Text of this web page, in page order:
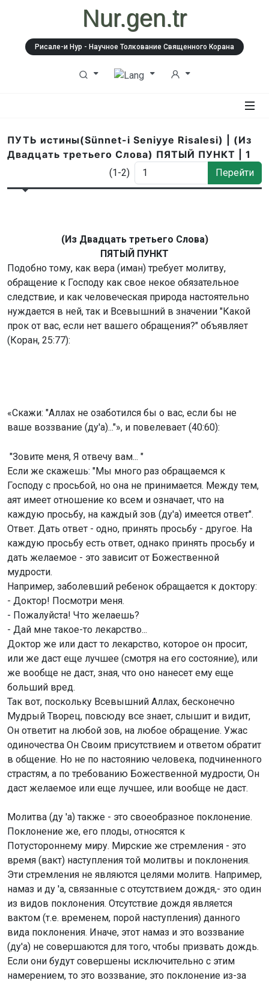
Nur.gen.tr
Рисале-и Нур - Научное Толкование Священного Корана
ПУТЬ истины(Sünnet-i Seniyye Risalesi) | (Из
Двадцать третьего Слова) ПЯТЫЙ ПУНКТ | 1
(1-2) Перейти
(Из Двадцать третьего Слова)
ПЯТЫЙ ПУНКТ
Подобно тому, как вера (иман) требует молитву,
обращение к Господу как свое некое обязательное
следствие, и как человеческая природа настоятельно
нуждается в ней, так и Всевышний в значении "Какой
прок от вас, если нет вашего обращения?" объявляет
(Коран, 25:77):
«Скажи: "Аллах не озаботился бы о вас, если бы не
ваше воззвание (ду'а)..."», и повелевает (40:60):
"Зовите меня, Я отвечу вам... "
Если же скажешь: "Мы много раз обращаемся к
Господу с просьбой, но она не принимается. Между тем,
аят имеет отношение ко всем и означает, что на
каждую просьбу, на каждый зов (ду'а) имеется ответ".
Ответ. Дать ответ - одно, принять просьбу - другое. На
каждую просьбу есть ответ, однако принять просьбу и
дать желаемое - это зависит от Божественной
мудрости.
Например, заболевший ребенок обращается к доктору:
- Доктор! Посмотри меня.
- Пожалуйста! Что желаешь?
- Дай мне такое-то лекарство...
Доктор же или даст то лекарство, которое он просит,
или же даст еще лучшее (смотря на его состояние), или
же вообще не даст, зная, что оно нанесет ему еще
больший вред.
Так вот, поскольку Всевышний Аллах, бесконечно
Мудрый Творец, повсюду все знает, слышит и видит,
Он ответит на любой зов, на любое обращение. Ужас
одиночества Он Своим присутствием и ответом обратит
в общение. Но не по настоянию человека, подчиненного
страстям, а по требованию Божественной мудрости, Он
даст желаемое или еще лучшее, или вообще не даст.
Молитва (ду 'а) также - это своеобразное поклонение.
Поклонение же, его плоды, относятся к
Потустороннему миру. Мирские же стремления - это
время (вакт) наступления той молитвы и поклонения.
Эти стремления не являются целями молитв. Например,
намаз и ду 'а, связанные с отсутствием дождя,- это один
из видов поклонения. Отсутствие дождя является
вактом (т.е. временем, порой наступления) данного
вида поклонения. Иначе, этот намаз и это воззвание
(ду'а) не совершаются для того, чтобы призвать дождь.
Если они будут совершены исключительно с этим
намерением, то это воззвание, это поклонение из-за